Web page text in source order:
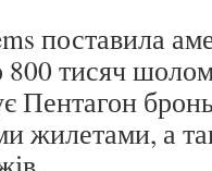
поставила
800 тисяч
Пентагон
жилетами, а